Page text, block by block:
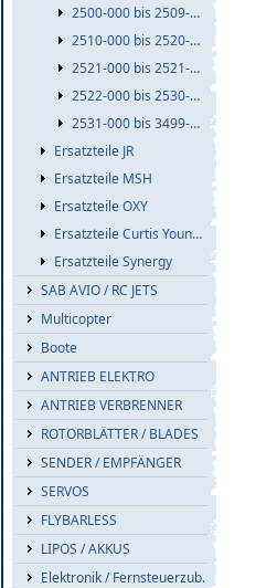
2500-000 bis 2509-999
2510-000 bis 2520-999
2521-000 bis 2521-999
2522-000 bis 2530-999
2531-000 bis 3499-999
Ersatzteile JR
Ersatzteile MSH
Ersatzteile OXY
Ersatzteile Curtis Youngblood
Ersatzteile Synergy
SAB AVIO / RC JETS
Multicopter
Boote
ANTRIEB ELEKTRO
ANTRIEB VERBRENNER
ROTORBLÄTTER / BLADES
SENDER / EMPFÄNGER
SERVOS
FLYBARLESS
LIPOS / AKKUS
Elektronik / Fernsteuerzub.